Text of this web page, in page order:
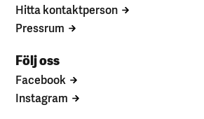
Hitta kontaktperson
Pressrum
Följ oss
Facebook
Instagram